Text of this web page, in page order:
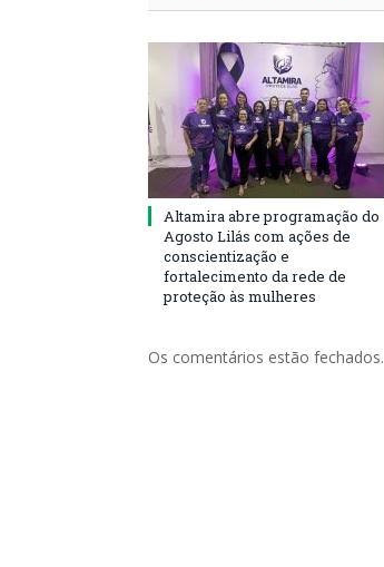
Altamira abre programação do
Agosto Lilás com ações de
conscientização e
fortalecimento da rede de
proteção às mulheres
Os comentários estão fechados.